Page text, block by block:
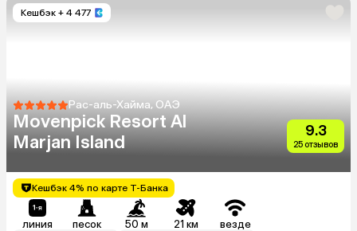
Кешбэк + 4 477
Рас-аль-Хайма, ОАЭ
Movenpick Resort Al
Marjan Island
9.3
25 отзывов
Кешбэк 4% по карте Т-Банка
линия песок 50 м 21 км везде